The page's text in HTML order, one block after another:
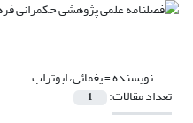
نویسنده =یغمائی، ابوتراب
تعداد مقالات: 1